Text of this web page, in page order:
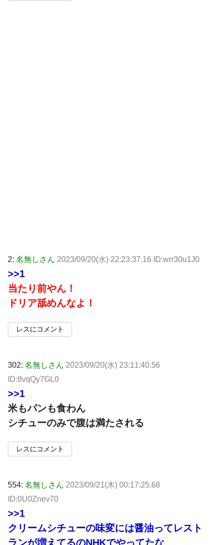
2: 名無しさん 2023/09/20(水) 22:23:37.16 ID:wrr30u1J0
>>1
当たり前やん！
ドリア舐めんなよ！
レスにコメント
302: 名無しさん 2023/09/20(水) 23:11:40.56
ID:8vqQy7GL0
>>1
米もパンも食わん
シチューのみで腹は満たされる
レスにコメント
554: 名無しさん 2023/09/21(木) 00:17:25.68
ID:0U0Znev70
>>1
クリームシチューの味変には醤油ってレスト
ランが増えてるのNHKでやってたな